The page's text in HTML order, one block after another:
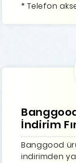
* Telefon
İndirim
Banggood
indirimden